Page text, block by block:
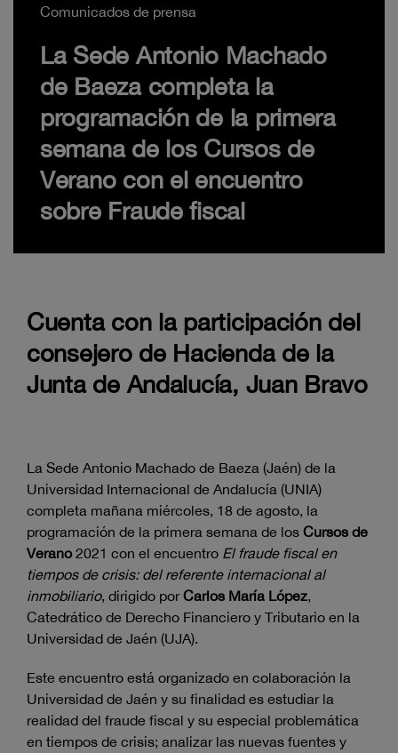
Comunicados de prensa
La Sede Antonio Machado
de Baeza completa la
programación de la primera
semana de los Cursos de
Verano con el encuentro
sobre Fraude fiscal
Cuenta con la participación del
consejero de Hacienda de la
Junta de Andalucía, Juan Bravo
La Sede Antonio Machado de Baeza (Jaén) de la
Universidad Internacional de Andalucía (UNIA)
completa mañana miércoles, 18 de agosto, la
programación de la primera semana de los Cursos de
Verano2021 con el encuentro El fraude fiscal en
tiempos de crisis: del referente internacional al
inmobiliario, dirigido porCarlos María López,
Catedrático de Derecho Financiero y Tributario en la
Universidad de Jaén (UJA).
Este encuentro está organizado en colaboración la
Universidad de Jaén y su finalidad es estudiar la
realidad del fraude fiscal y su especial problemática
en tiempos de crisis; analizar las nuevas fuentes y